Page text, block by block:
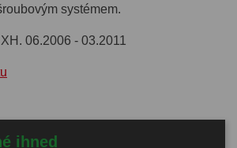
systémem.
06.2006 - 03.2011
ihned